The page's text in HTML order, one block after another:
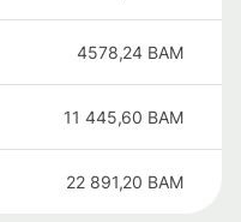
4578,24 BAM
11 445,60 BAM
22 891,20 BAM